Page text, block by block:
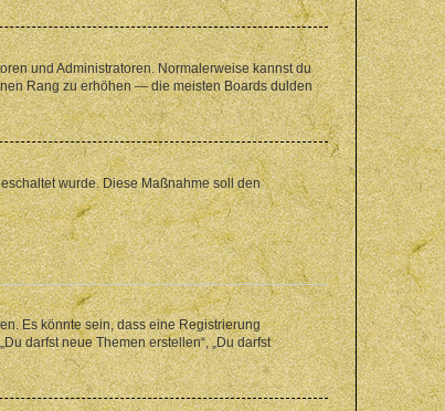
und Administratoren. Normalerweise kannst du
Rang zu erhöhen — die meisten Boards dulden
wurde. Diese Maßnahme soll den
Es könnte sein, dass eine Registrierung
darfst neue Themen erstellen“, „Du darfst